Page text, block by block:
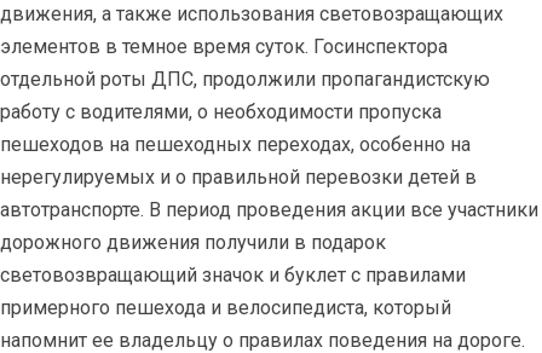
движения, а также использования световозращающих
элементов в темное время суток. Госинспектора
отдельной роты ДПС, продолжили пропагандистскую
работу с водителями, о необходимости пропуска
пешеходов на пешеходных переходах, особенно на
нерегулируемых и о правильной перевозки детей в
автотранспорте. В период проведения акции все участники
дорожного движения получили в подарок
световозвращающий значок и буклет с правилами
примерного пешехода и велосипедиста, который
напомнит ее владельцу о правилах поведения на дороге.